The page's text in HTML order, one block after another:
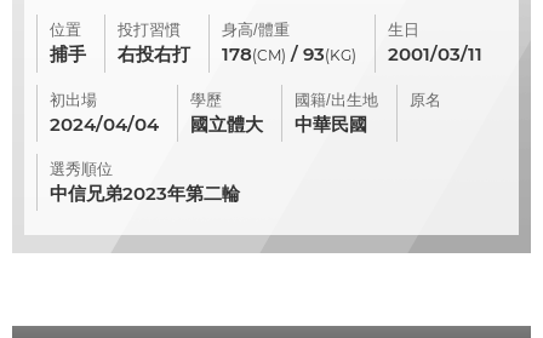
位置
捕手
投打習慣
右投右打
身高/體重
178(CM) / 93(KG)
生日
2001/03/11
初出場
2024/04/04
學歷
國立體大
國籍/出生地
中華民國
原名
選秀順位
中信兄弟2023年第二輪